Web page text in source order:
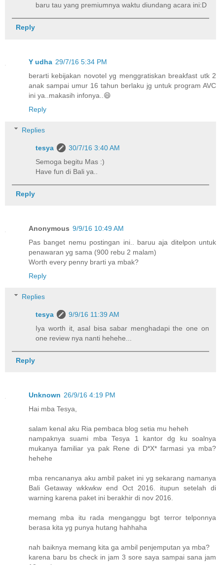
baru tau yang premiumnya waktu diundang acara ini:D
Reply
Y udha 29/7/16 5:34 PM
berarti kebijakan novotel yg menggratiskan breakfast utk 2
anak sampai umur 16 tahun berlaku jg untuk program AVC
ini ya..makasih infonya..😄
Reply
Replies
tesya
30/7/16 3:40 AM
Semoga begitu Mas :)
Have fun di Bali ya..
Reply
Anonymous 9/9/16 10:49 AM
Pas banget nemu postingan ini.. baruu aja ditelpon untuk
penawaran yg sama (900 rebu 2 malam)
Worth every penny brarti ya mbak?
Reply
Replies
tesya
9/9/16 11:39 AM
Iya worth it, asal bisa sabar menghadapi the one on
one review nya nanti hehehe...
Reply
Unknown 26/9/16 4:19 PM
Hai mba Tesya,
salam kenal aku Ria pembaca blog setia mu heheh
nampaknya suami mba Tesya 1 kantor dg ku soalnya
mukanya familiar ya pak Rene di D*X* farmasi ya mba?
hehehe
mba rencananya aku ambil paket ini yg sekarang namanya
Bali Getaway wkkwkw end Oct 2016. itupun setelah di
warning karena paket ini berakhir di nov 2016.
memang mba itu rada menganggu bgt terror telponnya
berasa kita yg punya hutang hahhaha
nah baiknya memang kita ga ambil penjemputan ya mba?
karena baru bs check in jam 3 sore saya sampai sana jam